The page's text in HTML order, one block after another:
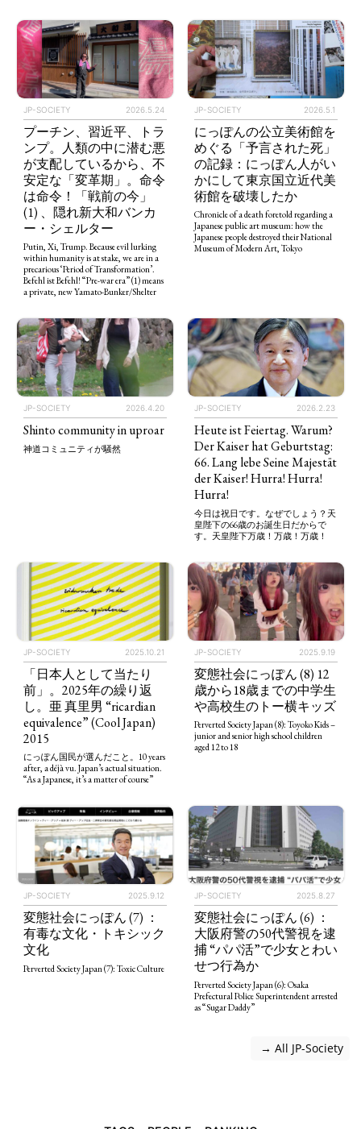
JP-SOCIETY 2026.5.24
プーチン、習近平、トラ
ンプ。人類の中に潜む悪
が支配しているから、不
安定な「変革期」。命令
は命令！「戦前の今」
(1) 、隠れ新大和バンカ
ー・シェルター
Putin, Xi, Trump. Because evil lurking
within humanity is at stake, we are in a
precarious ‘Period of Transformation’.
Befehl ist Befehl! “Pre-war era” (1) means
a private, new Yamato-Bunker/Shelter
JP-SOCIETY 2026.5.1
にっぽんの公立美術館を
めぐる「予言された死」
の記録：にっぽん人がい
かにして東京国立近代美
術館を破壊したか
Chronicle of a death foretold regarding a
Japanese public art museum: how the
Japanese people destroyed their National
Museum of Modern Art, Tokyo
JP-SOCIETY 2026.4.20
Shinto community in uproar
神道コミュニティが騒然
JP-SOCIETY 2026.2.23
Heute ist Feiertag. Warum?
Der Kaiser hat Geburtstag:
66. Lang lebe Seine Majestät
der Kaiser! Hurra! Hurra!
Hurra!
今日は祝日です。なぜでしょう？天
皇陛下の66歳のお誕生日だからで
す。天皇陛下万歳！万歳！万歳！
JP-SOCIETY 2025.10.21
「日本人として当たり
前」。2025年の繰り返
し。亜 真里男 “ricardian
equivalence” (Cool Japan)
2015
にっぽん国民が選んだこと。10 years
after, a déjà vu. Japan’s actual situation.
“As a Japanese, it’s a matter of course”
JP-SOCIETY 2025.9.19
変態社会にっぽん (8) 12
歳から18歳までの中学生
や高校生のトー横キッズ
Perverted Society Japan (8): Toyoko Kids –
junior and senior high school children
aged 12 to 18
JP-SOCIETY 2025.9.12
変態社会にっぽん (7) ：
有毒な文化・トキシック
文化
Perverted Society Japan (7): Toxic Culture
JP-SOCIETY 2025.8.27
変態社会にっぽん (6) ：
大阪府警の50代警視を逮
捕 “パパ活”で少女とわい
せつ行為か
Perverted Society Japan (6): Osaka
Prefectural Police Superintendent arrested
as “Sugar Daddy”
→ All JP-Society